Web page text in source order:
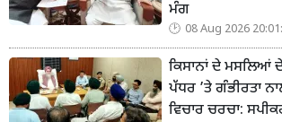
ਮੰਗ
08 Aug 2026
ਕਿਸਾਨਾਂ ਦੇ ਮਸਲਿਆਂ
ਪੱਧਰ ’ਤੇ ਗੰਭੀਰਤਾ
ਵਿਚਾਰ ਚਰਚਾ: